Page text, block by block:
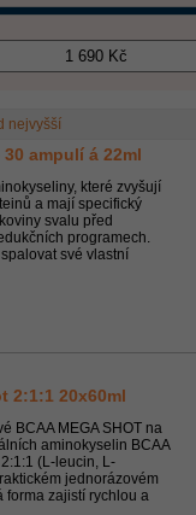
nejvyšší
ampulí á 22ml
které zvyšují
a mají specifický
svalu před
programech.
své vlastní
2:1:1 20x60ml
BCAA MEGA SHOT na
aminokyselin BCAA
(L-leucin, L-
jednorázovém
forma zajistí rychlou a